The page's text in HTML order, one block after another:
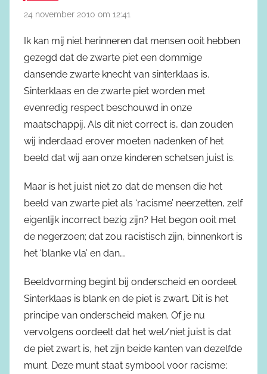
24 november 2010 om 12:41
Ik kan mij niet herinneren dat mensen ooit hebben
gezegd dat de zwarte piet een dommige
dansende zwarte knecht van sinterklaas is.
Sinterklaas en de zwarte piet worden met
evenredig respect beschouwd in onze
maatschappij. Als dit niet correct is, dan zouden
wij inderdaad erover moeten nadenken of het
beeld dat wij aan onze kinderen schetsen juist is.
Maar is het juist niet zo dat de mensen die het
beeld van zwarte piet als ‘racisme’ neerzetten, zelf
eigenlijk incorrect bezig zijn? Het begon ooit met
de negerzoen; dat zou racistisch zijn, binnenkort is
het ‘blanke vla’ en dan….
Beeldvorming begint bij onderscheid en oordeel.
Sinterklaas is blank en de piet is zwart. Dit is het
principe van onderscheid maken. Of je nu
vervolgens oordeelt dat het wel/niet juist is dat
de piet zwart is, het zijn beide kanten van dezelfde
munt. Deze munt staat symbool voor racisme;